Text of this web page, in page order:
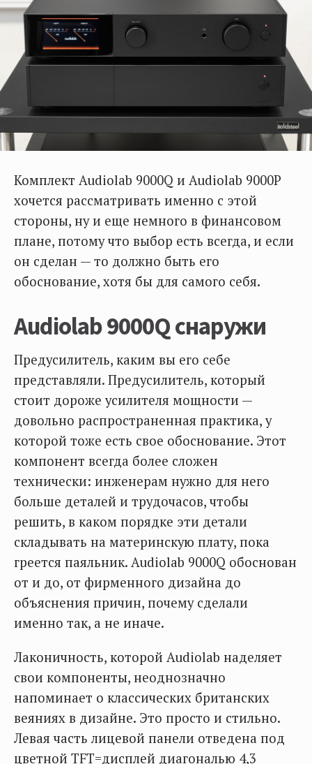
Комплект Audiolab 9000Q и Audiolab 9000P
хочется рассматривать именно с этой
стороны, ну и еще немного в финансовом
плане, потому что выбор есть всегда, и если
он сделан — то должно быть его
обоснование, хотя бы для самого себя.
Audiolab 9000Q снаружи
Предусилитель, каким вы его себе
представляли. Предусилитель, который
стоит дороже усилителя мощности —
довольно распространенная практика, у
которой тоже есть свое обоснование. Этот
компонент всегда более сложен
технически: инженерам нужно для него
больше деталей и трудочасов, чтобы
решить, в каком порядке эти детали
складывать на материнскую плату, пока
греется паяльник. Audiolab 9000Q обоснован
от и до, от фирменного дизайна до
объяснения причин, почему сделали
именно так, а не иначе.
Лаконичность, которой Audiolab наделяет
свои компоненты, неоднозначно
напоминает о классических британских
веяниях в дизайне. Это просто и стильно.
Левая часть лицевой панели отведена под
цветной TFT=дисплей диагональю 4,3